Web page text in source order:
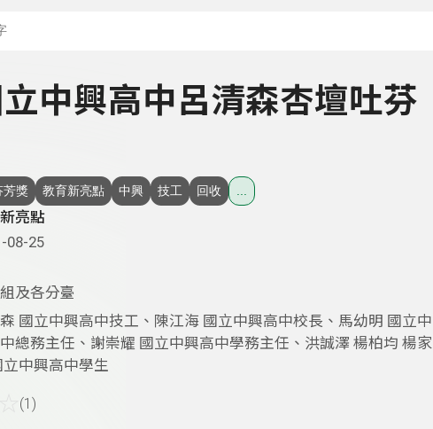
中興高中呂清森杏壇吐芬
芳獎 教育新亮點 中興 技工 回收
亮點
08-25
及各分臺
國立中興高中技工、陳江海 國立中興高中校長、馬幼明 國立中
總務主任、謝崇耀 國立中興高中學務主任、洪誠澤 楊柏均 楊家
立中興高中學生
(1)